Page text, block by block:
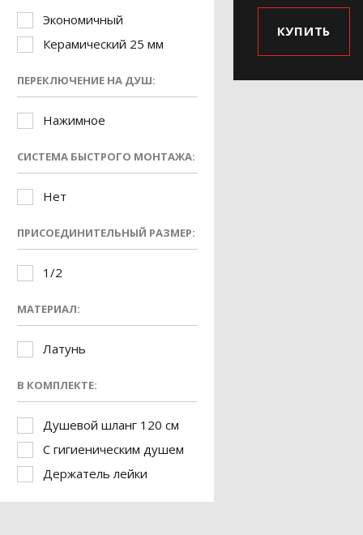
Экономичный
Керамический 25 мм
ПЕРЕКЛЮЧЕНИЕ НА ДУШ:
Нажимное
СИСТЕМА БЫСТРОГО МОНТАЖА:
Нет
ПРИСОЕДИНИТЕЛЬНЫЙ РАЗМЕР:
1/2
МАТЕРИАЛ:
Латунь
В КОМПЛЕКТЕ:
Душевой шланг 120 см
С гигиеническим душем
Держатель лейки
КУПИТЬ